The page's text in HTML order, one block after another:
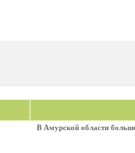
В Амурской области